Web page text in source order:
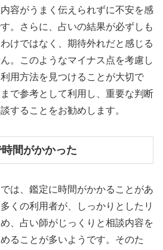
容がうまく伝えられずに不安を感
。さらに、占いの結果が必ずしも
けではなく、期待外れだと感じる
。このようなマイナス点を考慮し
用方法を見つけることが大切で
で参考として利用し、重要な判断
することをお勧めします。
間がかかった
は、鑑定に時間がかかることがあ
くの利用者が、しっかりとしたリ
、占い師がじっくりと相談内容を
ることが多いようです。そのた